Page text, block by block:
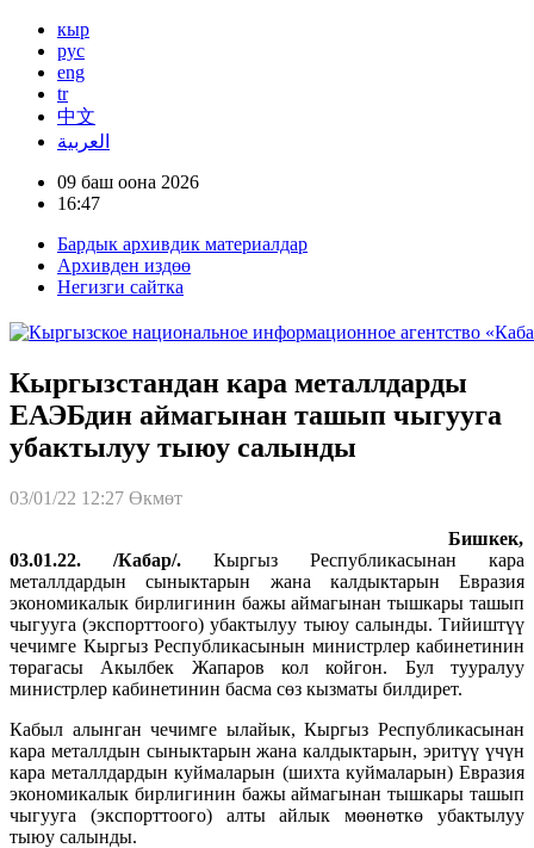
кыр
рус
eng
tr
中文
العربية
09 баш оона 2026
16:47
Бардык архивдик материалдар
Архивден издөө
Негизги сайтка
Кыргызстандан кара металлдарды
ЕАЭБдин аймагынан ташып чыгууга
убактылуу тыюу салынды
03/01/22 12:27 Өкмөт
Бишкек,
03.01.22. /Кабар/. Кыргыз Республикасынан кара
металлдардын сыныктарын жана калдыктарын Евразия
экономикалык бирлигинин бажы аймагынан тышкары ташып
чыгууга (экспорттоого) убактылуу тыюу салынды. Тийиштүү
чечимге Кыргыз Республикасынын министрлер кабинетинин
төрагасы Акылбек Жапаров кол койгон. Бул тууралуу
министрлер кабинетинин басма сөз кызматы билдирет.
Кабыл алынган чечимге ылайык, Кыргыз Республикасынан
кара металлдын сыныктарын жана калдыктарын, эритүү үчүн
кара металлдардын куймаларын (шихта куймаларын) Евразия
экономикалык бирлигинин бажы аймагынан тышкары ташып
чыгууга (экспорттоого) алты айлык мөөнөткө убактылуу
тыюу салынды.